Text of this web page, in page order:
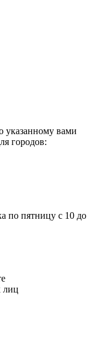
указанному вами
городов:
по пятницу с 10 до
лиц